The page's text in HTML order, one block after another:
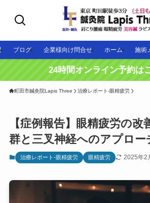
ブログ 企業様向け問合せ ホーム 施術
24時間オンライン予約は
町田市鍼灸院Lapis Three 治療レポート-眼精疲労
【症例報告】眼精疲労の改
群と三叉神経へのアプロー
治療レポート-眼精疲労 眼精疲労 2025年2